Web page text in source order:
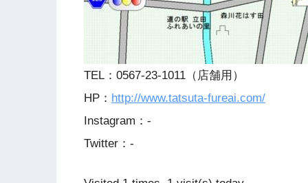
TEL：0567-23-1011（店舗用）
HP： http://www.tatsuta-fureai.com/
Instagram：-
Twitter：-